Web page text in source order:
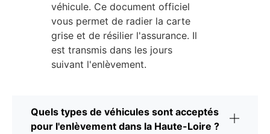
véhicule. Ce document officiel
vous permet de radier la carte
grise et de résilier l'assurance. Il
est transmis dans les jours
suivant l'enlèvement.
Quels types de véhicules sont acceptés
pour l'enlèvement dans la Haute-Loire ?